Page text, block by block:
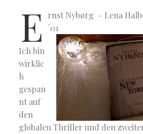
E
rnst Nybørg – Lena
´01
Ich bin
wirklic
h
gespan
nt auf
den
globalen Thriller und den